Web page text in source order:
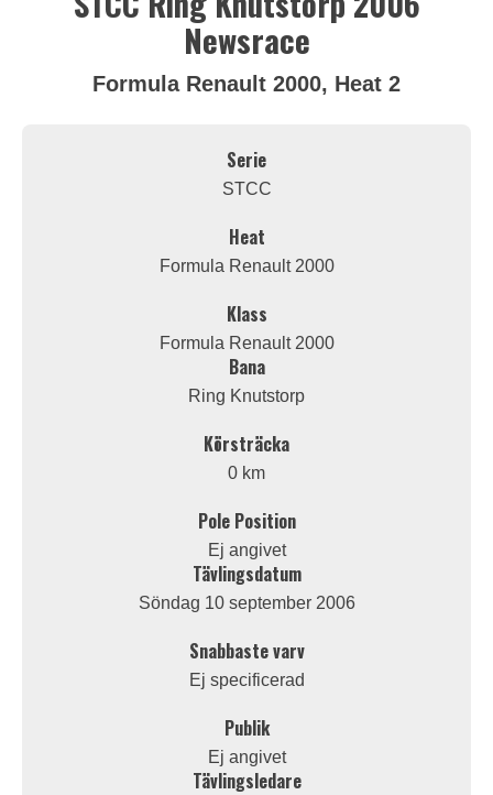
Newsrace
Formula Renault 2000, Heat 2
Serie
STCC
Heat
Formula Renault 2000
Klass
Formula Renault 2000
Bana
Ring Knutstorp
Körsträcka
0 km
Pole Position
Ej angivet
Tävlingsdatum
Söndag 10 september 2006
Snabbaste varv
Ej specificerad
Publik
Ej angivet
Tävlingsledare